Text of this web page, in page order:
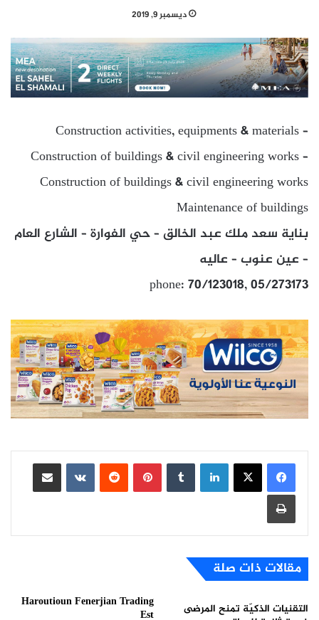
ديسمبر 9, 2019
Construction activities, equipments & materials –
Construction of buildings & civil engineering works –
Construction of buildings & civil engineering works
Maintenance of buildings
بناية سعد ملك عبد الخالق – حي الفوارة – الشارع العام
– عين عنوب – عاليه
phone: 70/123018, 05/273173
لينكدإن بينتيريست
مشاركة عبر البريد
طباعة
مقالات ذات صلة
التقنيات الذكيّة تمنح المرضى
Haroutioun Fenerjian Trading
Est